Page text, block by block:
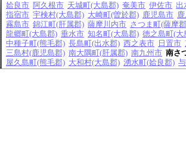
姶良市 阿久根市 天城町(大島郡) 奄美市 伊佐市 出
指宿市 宇検村(大島郡) 大崎町(曽於郡) 鹿児島市
霧島市 錦江町(肝属郡) 薩摩川内市 さつま町(薩摩
龍郷町(大島郡) 垂水市 知名町(大島郡) 徳之島町(大
中種子町(熊毛郡) 長島町(出水郡) 西之表市 日置市
三島村(鹿児島郡) 南大隅町(肝属郡) 南九州市 南さ
屋久島町(熊毛郡) 大和村(大島郡) 湧水町(姶良郡)